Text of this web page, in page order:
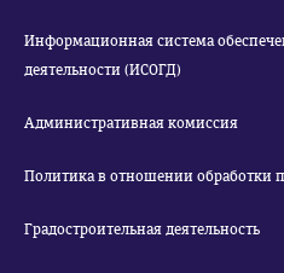
Информационная система
деятельности (ИСОГД)
Административная комиссия
Политика в отношении обработки
Градостроительная деятельность